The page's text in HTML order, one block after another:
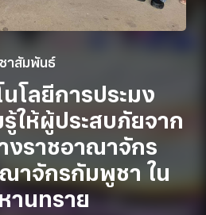
าสัมพันธ์
โลยีการประมง
ให้ผู้ประสบภัยจาก
างราชอาณาจักร
าจักรกัมพูชา ใน
านทราย